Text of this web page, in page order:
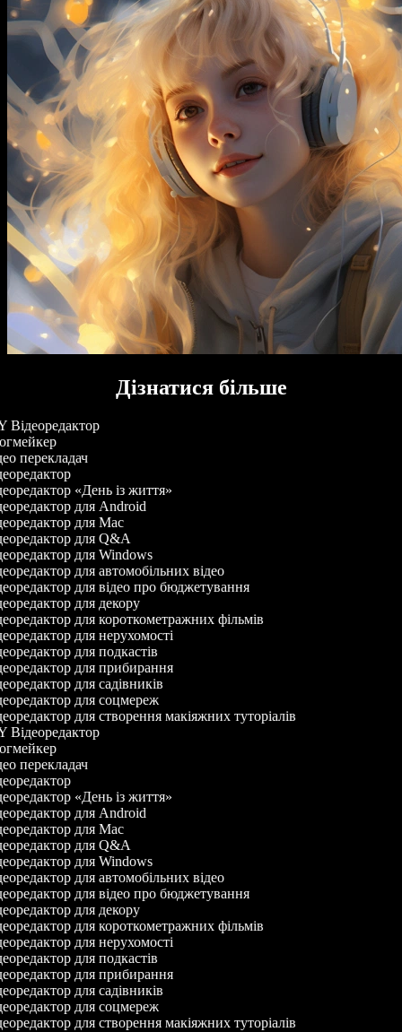
Дізнатися більше
Відеоредактор
перекладач
«День із життя»
для Android
для Mac
для Q&A
для Windows
для автомобільних відео
для відео про бюджетування
для декору
для короткометражних фільмів
для нерухомості
для подкастів
для прибирання
для садівників
для соцмереж
для створення макіяжних туторіалів
Відеоредактор
перекладач
«День із життя»
для Android
для Mac
для Q&A
для Windows
для автомобільних відео
для відео про бюджетування
для декору
для короткометражних фільмів
для нерухомості
для подкастів
для прибирання
для садівників
для соцмереж
для створення макіяжних туторіалів